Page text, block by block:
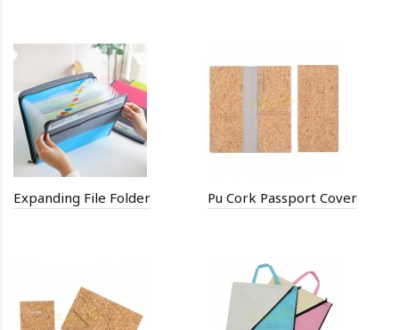
Expanding File Folder Pu Cork Passport Cover